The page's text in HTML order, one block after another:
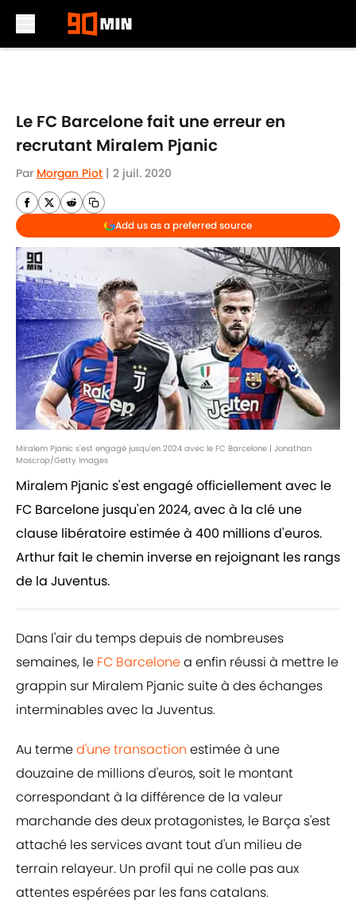
Le FC Barcelone fait une erreur en
recrutant Miralem Pjanic
Par Morgan Piot | 2 juil. 2020
Add us as a preferred source
Miralem Pjanic s'est engagé jusqu'en 2024 avec le FC Barcelone | Jonathan
Moscrop/Getty Images
Miralem Pjanic s'est engagé officiellement avec le
FC Barcelone jusqu'en 2024, avec à la clé une
clause libératoire estimée à 400 millions d'euros.
Arthur fait le chemin inverse en rejoignant les rangs
de la Juventus.
Dans l'air du temps depuis de nombreuses
semaines, le FC Barcelonea enfin réussi à mettre le
grappin sur Miralem Pjanic suite à des échanges
interminables avec la Juventus.
Au termed'une transaction estimée à une
douzaine de millions d'euros, soit le montant
correspondant à la différence de la valeur
marchande des deux protagonistes, le Barça s'est
attaché les services avant tout d'un milieu de
terrain relayeur. Un profil qui ne colle pas aux
attentes espérées par les fans catalans.